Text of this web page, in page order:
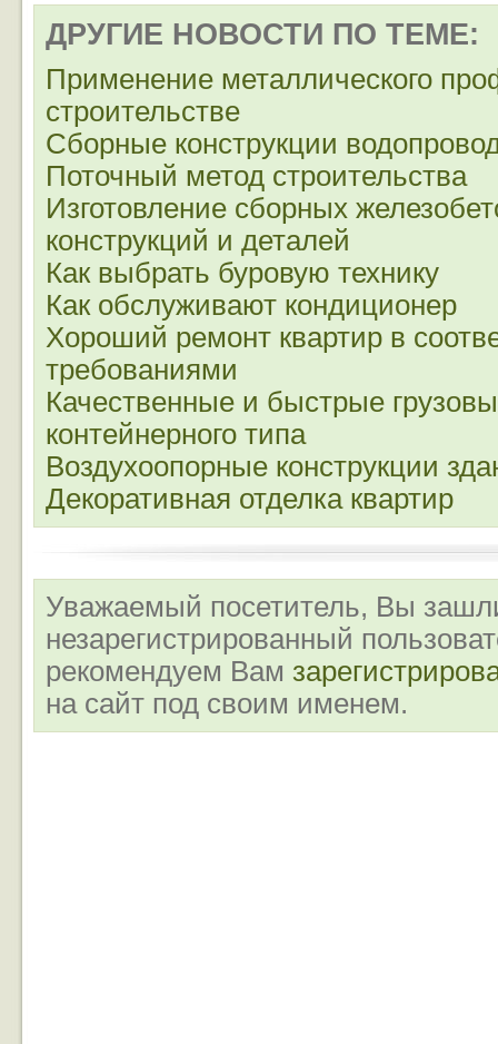
ДРУГИЕ НОВОСТИ ПО ТЕМЕ:
Применение металлического
строительстве
Сборные конструкции
Поточный метод строительства
Изготовление сборных
конструкций и деталей
Как выбрать буровую технику
Как обслуживают кондиционер
Хороший ремонт квартир в
требованиями
Качественные и быстрые
контейнерного типа
Воздухоопорные конструкции
Декоративная отделка квартир
Уважаемый посетитель, Вы
незарегистрированный
рекомендуем Вам
на сайт под своим именем.